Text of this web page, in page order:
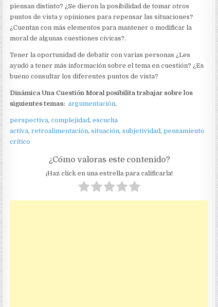
piensan distinto? ¿Se dieron la posibilidad de tomar otros
puntos de vista y opiniones para repensar las situaciones?
¿Cuentan con más elementos para mantener o modificar la
moral de algunas cuestiones cívicas?.
Tener la oportunidad de debatir con varias personas ¿Les
ayudó a tener más información sobre el tema en cuestión? ¿Es
bueno consultar los diferentes puntos de vista?
Dinámica Una Cuestión Moral posibilita trabajar sobre los
siguientes temas:argumentación,
perspectiva,complejidad,escucha
activa,retroalimentación,situación,subjetividad,pensamiento
crítico
¿Cómo valoras este contenido?
¡Haz click en una estrella para calificarla!